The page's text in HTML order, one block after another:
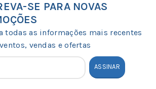
SE PARA NOVAS
todas as informações mais recentes
vendas e ofertas